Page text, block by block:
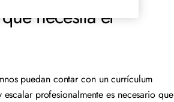
necesita el
puedan contar con un currículum
profesionalmente es necesario que